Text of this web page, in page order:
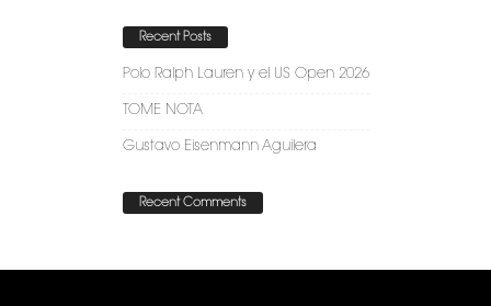
Recent Posts
Polo Ralph Lauren y el US Open 2026
TOME NOTA
Gustavo Eisenmann Aguilera
Recent Comments